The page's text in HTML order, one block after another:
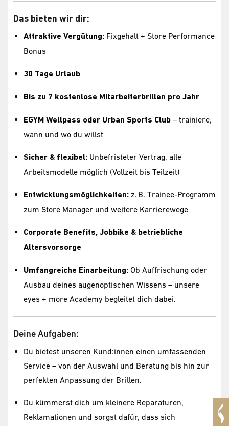
Das bieten wir dir:
Attraktive Vergütung: Fixgehalt + Store Performance
Bonus
30 Tage Urlaub
Bis zu 7 kostenlose Mitarbeiterbrillen pro Jahr
EGYM Wellpass oder Urban Sports Club – trainiere,
wann und wo du willst
Sicher & flexibel: Unbefristeter Vertrag, alle
Arbeitsmodelle möglich (Vollzeit bis Teilzeit)
Entwicklungsmöglichkeiten: z. B. Trainee-Programm
zum Store Manager und weitere Karrierewege
Corporate Benefits, Jobbike & betriebliche
Altersvorsorge
Umfangreiche Einarbeitung: Ob Auffrischung oder
Ausbau deines augenoptischen Wissens – unsere
eyes + more Academy begleitet dich dabei.
Deine Aufgaben:
Du bietest unseren Kund:innen einen umfassenden
Service – von der Auswahl und Beratung bis hin zur
perfekten Anpassung der Brillen.
Du kümmerst dich um kleinere Reparaturen,
Reklamationen und sorgst dafür, dass sich